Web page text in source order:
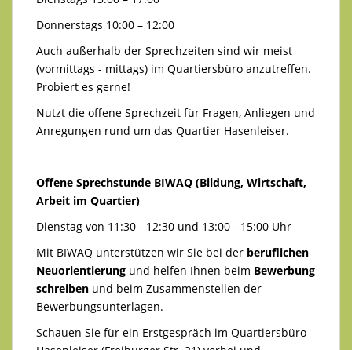
Donnerstags 10:00 – 12:00
Auch außerhalb der Sprechzeiten sind wir meist
(vormittags - mittags) im Quartiersbüro anzutreffen.
Probiert es gerne!
Nutzt die offene Sprechzeit für Fragen, Anliegen und
Anregungen rund um das Quartier Hasenleiser.
Offene Sprechstunde BIWAQ (Bildung, Wirtschaft,
Arbeit im Quartier)
Dienstag von 11:30 - 12:30 und 13:00 - 15:00 Uhr
Mit BIWAQ unterstützen wir Sie bei der beruflichen
Neuorientierung und helfen Ihnen beim Bewerbung
schreiben und beim Zusammenstellen der
Bewerbungsunterlagen.
Schauen Sie für ein Erstgespräch im Quartiersbüro